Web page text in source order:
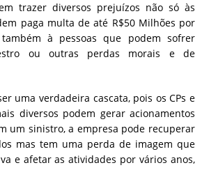
trazer diversos prejuízos não só às
paga multa de até R$50 Milhões por
também à pessoas que podem sofrer
ou outras perdas morais e de
uma verdadeira cascata, pois os CPs e
diversos podem gerar acionamentos
um sinistro, a empresa pode recuperar
mas tem uma perda de imagem que
e afetar as atividades por vários anos,